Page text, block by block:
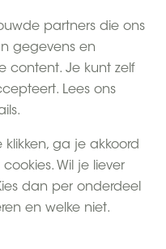
partners die ons
gegevens en
content. Je kunt zelf
Lees ons
klikken, ga je akkoord
Wil je liever
dan per onderdeel
en welke niet.
in Nederland, België,
(Engeland,
voor een
welke boerderij jij